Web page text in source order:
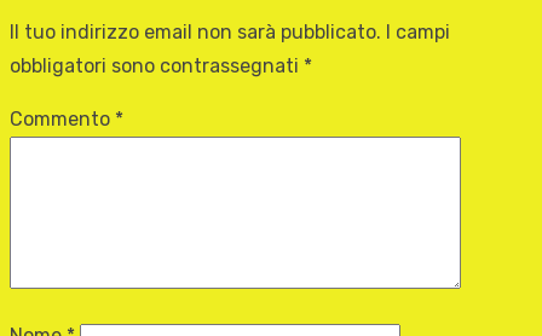
Il tuo indirizzo email non sarà pubblicato.
I campi
obbligatori sono contrassegnati *
Commento *